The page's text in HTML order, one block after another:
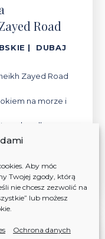
Aby móc
Twojej zgody, którą
nie chcesz zezwolić na
lub możesz
Ochrona danych
Road
| DUBAJ
Zayed Road
na morze i
handlowe,